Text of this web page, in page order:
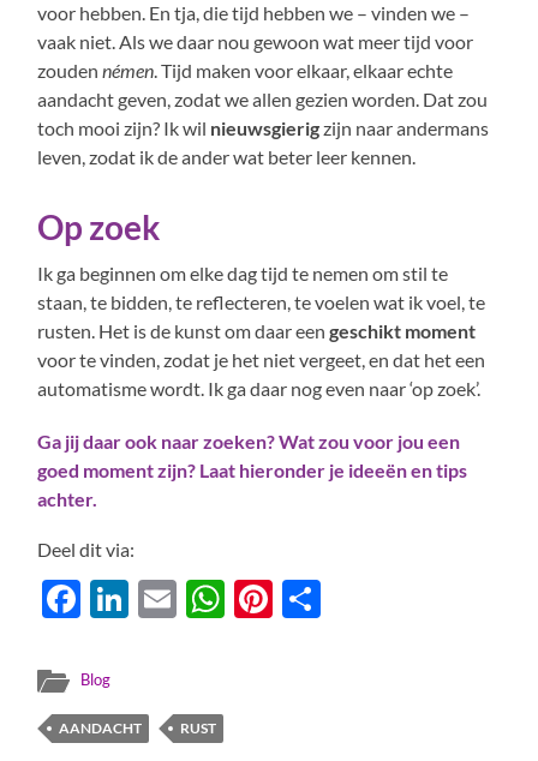
voor hebben. En tja, die tijd hebben we – vinden we –
vaak niet. Als we daar nou gewoon wat meer tijd voor
zoudennémen. Tijd maken voor elkaar, elkaar echte
aandacht geven, zodat we allen gezien worden. Dat zou
toch mooi zijn? Ik wil nieuwsgierigzijn naar andermans
leven, zodat ik de ander wat beter leer kennen.
Op zoek
Ik ga beginnen om elke dag tijd te nemen om stil te
staan, te bidden, te reflecteren, te voelen wat ik voel, te
rusten. Het is de kunst om daar eengeschikt moment
voor te vinden, zodat je het niet vergeet, en dat het een
automatisme wordt. Ik ga daar nog even naar ‘op zoek’.
Ga jij daar ook naar zoeken? Wat zou voor jou een
goed moment zijn? Laat hieronder je ideeënen tips
achter.
Deel dit via:
Facebook
LinkedIn
EmailWhatsApp
Pinterest
Blog
AANDACHT RUST